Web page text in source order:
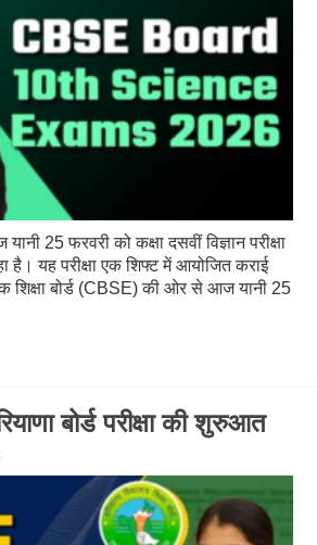
25 फरवरी को कक्षा दसवीं विज्ञान परीक्षा
है। यह परीक्षा एक शिफ्ट में आयोजित कराई
शिक्षा बोर्ड (CBSE) की ओर से आज यानी 25
बोर्ड परीक्षा की शुरुआत